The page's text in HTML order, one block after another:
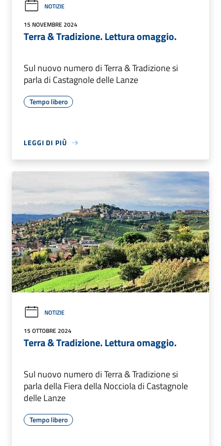
NOTIZIE
15 NOVEMBRE 2024
Terra & Tradizione. Lettura omaggio.
Sul nuovo numero di Terra & Tradizione si
parla di Castagnole delle Lanze
Tempo libero
LEGGI DI PIÙ
NOTIZIE
15 OTTOBRE 2024
Terra & Tradizione. Lettura omaggio.
Sul nuovo numero di Terra & Tradizione si
parla della Fiera della Nocciola di Castagnole
delle Lanze
Tempo libero